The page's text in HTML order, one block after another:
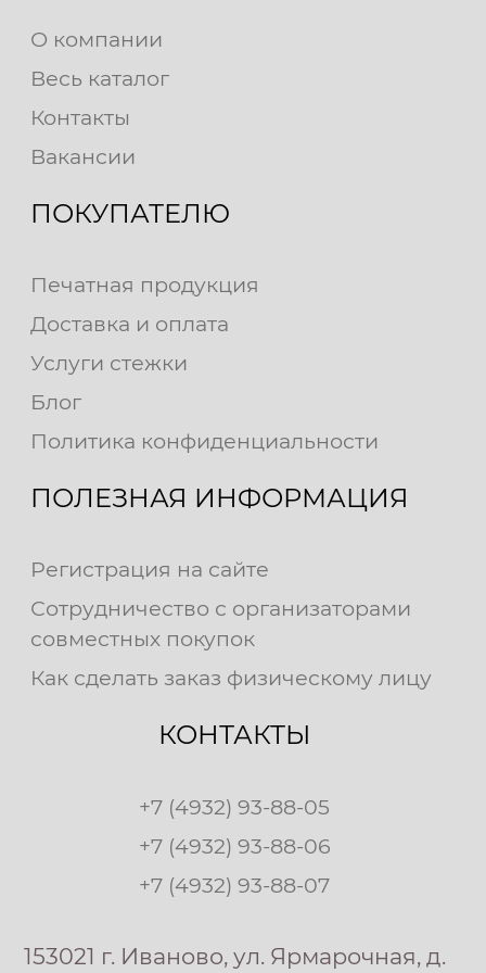
О компании
Весь каталог
Контакты
Вакансии
ПОКУПАТЕЛЮ
Печатная продукция
Доставка и оплата
Услуги стежки
Блог
Политика конфиденциальности
ПОЛЕЗНАЯ ИНФОРМАЦИЯ
Регистрация на сайте
Сотрудничество с организаторами
совместных покупок
Как сделать заказ физическому лицу
КОНТАКТЫ
+7 (4932) 93-88-05
+7 (4932) 93-88-06
+7 (4932) 93-88-07
153021 г. Иваново, ул. Ярмарочная, д.